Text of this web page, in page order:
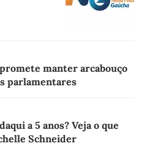
manter arcabouço
parlamentares
a 5 anos? Veja o que
Schneider